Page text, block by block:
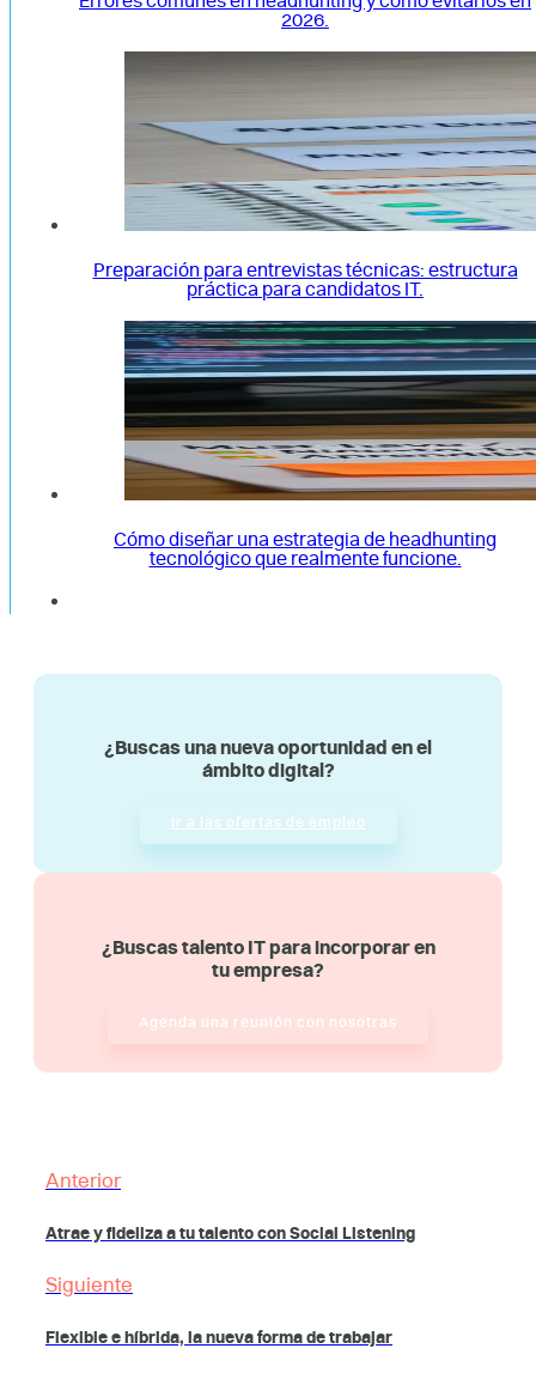
2026.
Preparación para entrevistas técnicas: estructura
práctica para candidatos IT.
Cómo diseñar una estrategia de headhunting
tecnológico que realmente funcione.
¿Buscas una nueva oportunidad en el
ámbito digital?
Ir a las ofertas de empleo
¿Buscas talento IT para incorporar en
tu empresa?
Agenda una reunión con nosotras
Anterior
Atrae y fideliza a tu talento con Social Listening
Siguiente
Flexible e híbrida, la nueva forma de trabajar